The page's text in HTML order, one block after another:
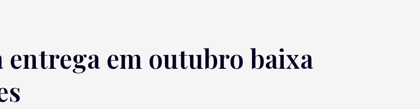
entrega em outubro baixa